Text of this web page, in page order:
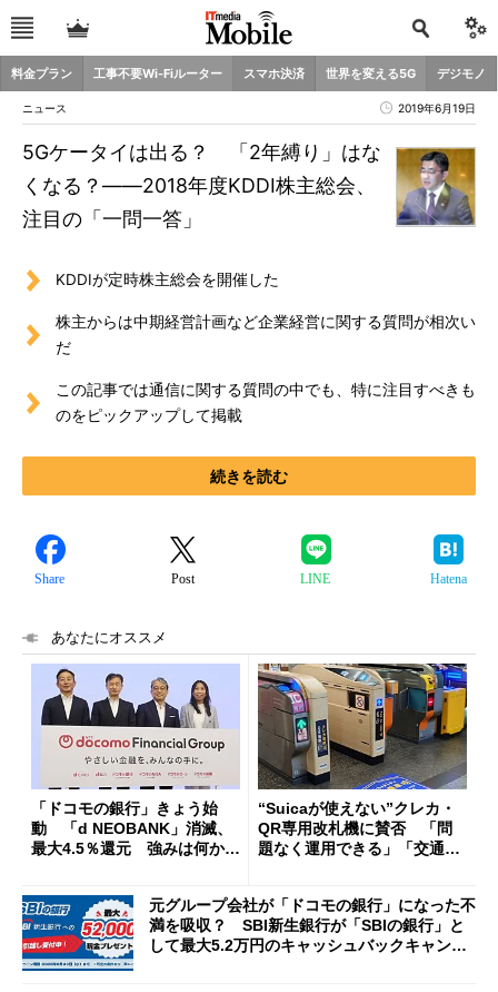
料金プラン 工事不要Wi-Fiルーター スマホ決済 世界を変える5G デジモノ
ニュース 2019年6月19日
5Gケータイは出る？ 「2年縛り」はな
くなる？――2018年度KDDI株主総会、
注目の「一問一答」
KDDIが定時株主総会を開催した
株主からは中期経営計画など企業経営に関する質問が相次い
だ
この記事では通信に関する質問の中でも、特に注目すべきも
のをピックアップして掲載
続きを読む
Share Post LINE Hatena
あなたにオススメ
「ドコモの銀行」きょう始
動 「d NEOBANK」消滅、
最大4.5％還元 強みは何か解
“Suicaが使えない”クレカ・
QR専用改札機に賛否 「問
題なく運用できる」「交通系I
元グループ会社が「ドコモの銀行」になった不
満を吸収？ SBI新生銀行が「SBIの銀行」と
して最大5.2万円のキャッシュバックキャンペ